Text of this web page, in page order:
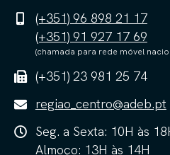
(+351) 96 898 21 17
(+351) 91 927 17 69
(chamada para rede móvel
(+351) 23 981 25 74
regiao_centro@adeb.pt
Seg. a Sexta: 10H às
Almoço: 13H às 14H